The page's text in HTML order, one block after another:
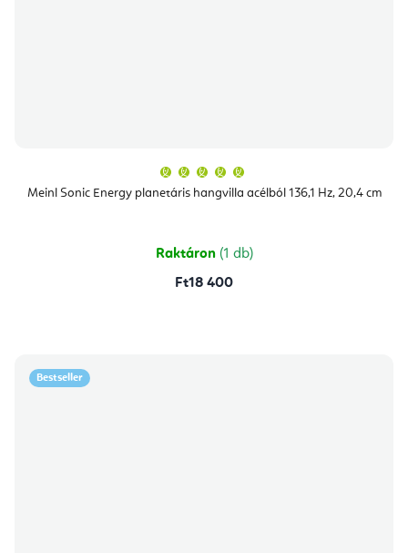
Meinl Sonic Energy planetáris hangvilla acélból 136,1 Hz, 20,4 cm
átlagos
értékelése
csillag.
Raktáron (1 db)
Ft18 400
Bestseller